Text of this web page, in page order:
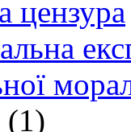
цензура
(1)